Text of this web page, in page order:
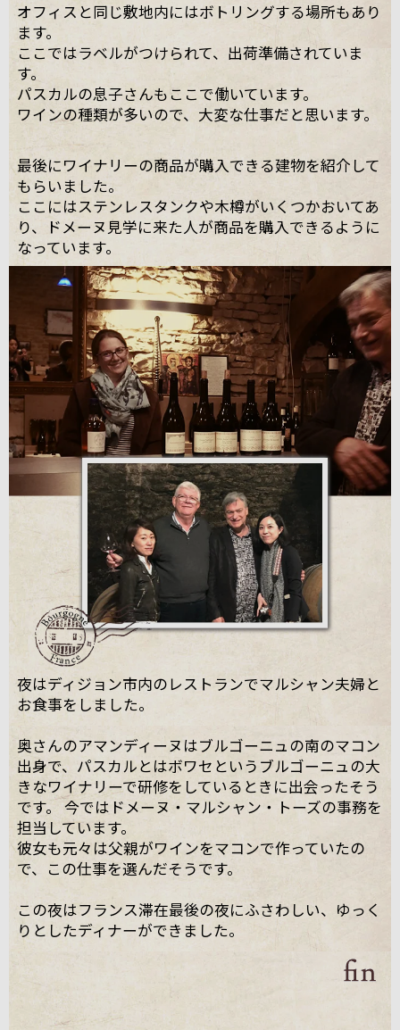
オフィスと同じ敷地内にはボトリングする場所もあり
ます。
ここではラベルがつけられて、出荷準備されていま
す。
パスカルの息子さんもここで働いています。
ワインの種類が多いので、大変な仕事だと思います。
最後にワイナリーの商品が購入できる建物を紹介して
もらいました。
ここにはステンレスタンクや木樽がいくつかおいてあ
り、ドメーヌ見学に来た人が商品を購入できるように
なっています。
夜はディジョン市内のレストランでマルシャン夫婦と
お食事をしました。
奥さんのアマンディーヌはブルゴーニュの南のマコン
出身で、パスカルとはボワセというブルゴーニュの大
きなワイナリーで研修をしているときに出会ったそう
です。 今ではドメーヌ・マルシャン・トーズの事務を
担当しています。
彼女も元々は父親がワインをマコンで作っていたの
で、この仕事を選んだそうです。
この夜はフランス滞在最後の夜にふさわしい、ゆっく
りとしたディナーができました。